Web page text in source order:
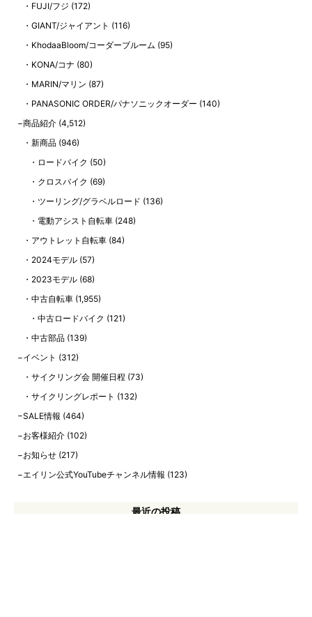
FUJI/フジ (172)
GIANT/ジャイアント (116)
KhodaaBloom/コーダーブルーム (95)
KONA/コナ (80)
MARIN/マリン (87)
PANASONIC ORDER/パナソニックオーダー (140)
商品紹介 (4,512)
新商品 (946)
ロードバイク (50)
クロスバイク (69)
ツーリング/グラベルロード (136)
電動アシスト自転車(248)
アウトレット自転車 (84)
2024モデル (57)
2023モデル (68)
中古自転車 (1,955)
中古ロードバイク (121)
中古部品 (139)
イベント (312)
サイクリング会 開催日程 (73)
サイクリングレポート (132)
SALE情報 (464)
お客様紹介 (102)
お知らせ (217)
エイリン公式YouTubeチャンネル情報 (123)
最近の投稿